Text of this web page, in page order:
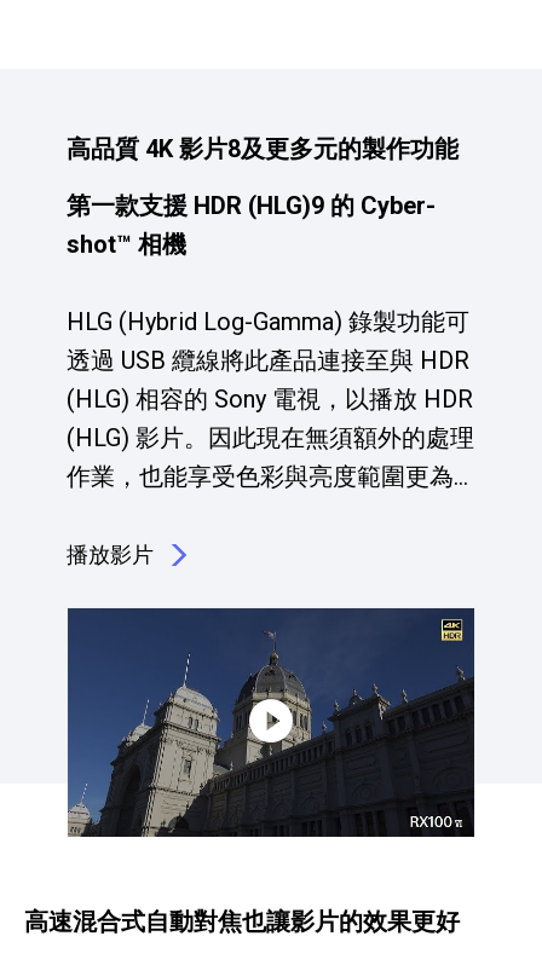
高品質 4K 影片8及更多元的製作功能
第一款支援 HDR (HLG)9 的 Cyber-
shot™ 相機
HLG (Hybrid Log-Gamma) 錄製功能可
透過 USB 纜線將此產品連接至與 HDR
(HLG) 相容的 Sony 電視，以播放 HDR
(HLG) 影片。因此現在無須額外的處理
作業，也能享受色彩與亮度範圍更為
播放影片
點擊播放：高品質 4K 影片8及更多元的製作功能
高速混合式自動對焦也讓影片的效果更好